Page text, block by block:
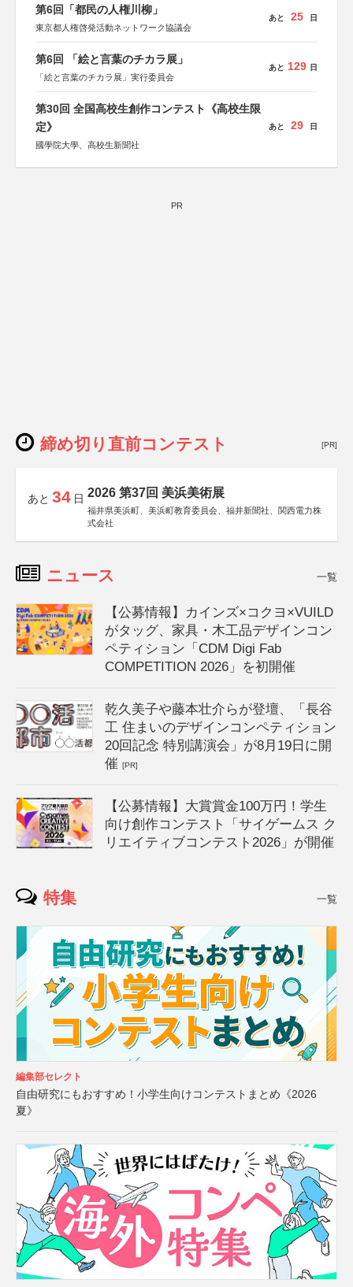
第6回「都民の人権川柳」
東京都人権啓発活動ネットワーク協議会
あと 25 日
第6回 「絵と言葉のチカラ展」
「絵と言葉のチカラ展」実行委員会
あと 129 日
第30回 全国高校生創作コンテスト《高校生限
定》
國學院大學、高校生新聞社
あと 29 日
PR
締め切り直前コンテスト [PR]
あと 34 日 2026 第37回 美浜美術展
福井県美浜町、美浜町教育委員会、福井新聞社、関西電力株
式会社
ニュース 一覧
【公募情報】カインズ×コクヨ×VUILD
がタッグ、家具・木工品デザインコン
ペティション「CDM Digi Fab
COMPETITION 2026」を初開催
乾久美子や藤本壮介らが登壇、「長谷
工 住まいのデザインコンペティション
20回記念 特別講演会」が8月19日に開
催[PR]
【公募情報】大賞賞金100万円！学生
向け創作コンテスト「サイゲームス ク
リエイティブコンテスト2026」が開催
特集 一覧
編集部セレクト
自由研究にもおすすめ！小学生向けコンテストまとめ《2026
夏》